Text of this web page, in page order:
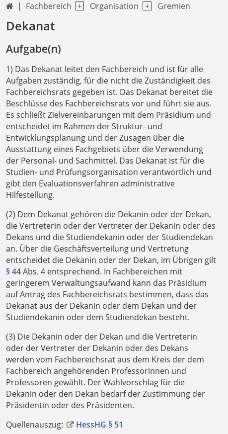
 Fachbereich Organisation Gremien
Dekanat
Aufgabe(n)
1) Das Dekanat leitet den Fachbereich und ist für alle
Aufgaben zuständig, für die nicht die Zuständigkeit des
Fachbereichsrats gegeben ist. Das Dekanat bereitet die
Beschlüsse des Fachbereichsrats vor und führt sie aus.
Es schließt Zielvereinbarungen mit dem Präsidium und
entscheidet im Rahmen der Struktur- und
Entwicklungsplanung und der Zusagen über die
Ausstattung eines Fachgebiets über die Verwendung
der Personal- und Sachmittel. Das Dekanat ist für die
Studien- und Prüfungsorganisation verantwortlich und
gibt den Evaluationsverfahren administrative
Hilfestellung.
(2) Dem Dekanat gehören die Dekanin oder der Dekan,
die Vertreterin oder der Vertreter der Dekanin oder des
Dekans und die Studiendekanin oder der Studiendekan
an. Über die Geschäftsverteilung und Vertretung
entscheidet die Dekanin oder der Dekan, im Übrigen gilt
§ 44Abs. 4 entsprechend. In Fachbereichen mit
geringerem Verwaltungsaufwand kann das Präsidium
auf Antrag des Fachbereichsrats bestimmen, dass das
Dekanat aus der Dekanin oder dem Dekan und der
Studiendekanin oder dem Studiendekan besteht.
(3) Die Dekanin oder der Dekan und die Vertreterin
oder der Vertreter der Dekanin oder des Dekans
werden vom Fachbereichsrat aus dem Kreis der dem
Fachbereich angehörenden Professorinnen und
Professoren gewählt. Der Wahlvorschlag für die
Dekanin oder den Dekan bedarf der Zustimmung der
Präsidentin oder des Präsidenten.
Quellenauszug:
HessHG § 51